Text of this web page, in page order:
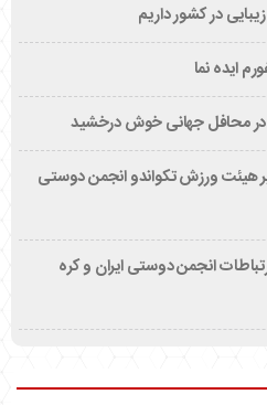
در کشور داریم
ایده نما
در محافل جهانی خوش درخشید
هیئت ورزش تکواندو انجمن دوستی
انجمن دوستی ایران و کره